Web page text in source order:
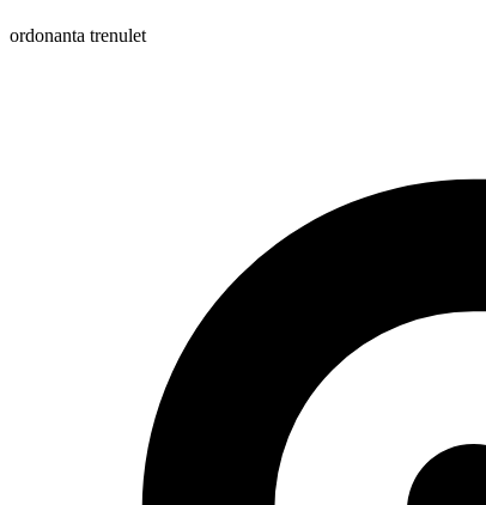
ordonanta trenulet